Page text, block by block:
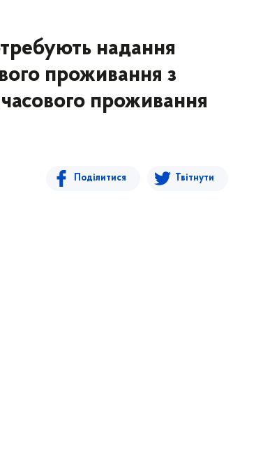
надання
проживання з
проживання
Поділитися Твітнути